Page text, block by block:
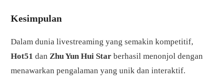
Kesimpulan
Dalam dunia livestreaming yang semakin kompetitif,
Hot51 danZhu Yun Hui Star berhasil menonjol dengan
menawarkan pengalaman yang unik dan interaktif.